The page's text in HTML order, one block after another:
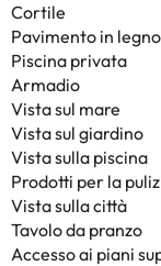
Cortile
Pavimento in
Piscina privata
Armadio
Vista sul mare
Vista sul giardino
Vista sulla piscina
Prodotti per la
Vista sulla città
Tavolo da pranzo
Accesso ai piani